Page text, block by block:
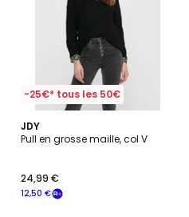
-25€* tous les 50€
JDY
Pull en grosse maille, col V
12,50 €
24,99 €
4,3
/ 5